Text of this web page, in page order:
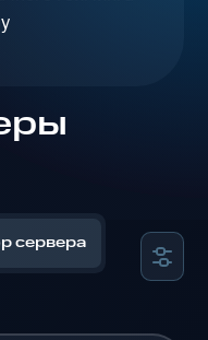
сервера